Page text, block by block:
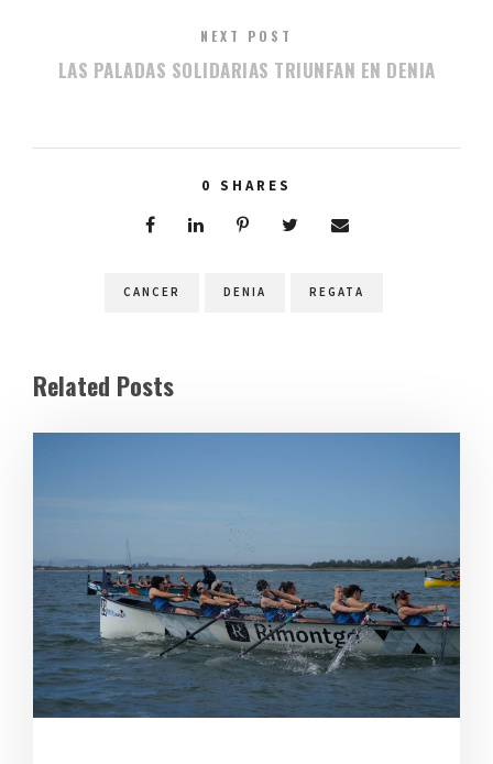
NEXT POST
LAS PALADAS SOLIDARIAS TRIUNFAN EN DENIA
0 SHARES
CANCER DENIA REGATA
Related Posts